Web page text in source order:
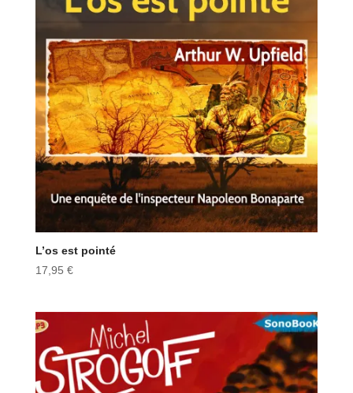
L’os est pointé
17,95 €